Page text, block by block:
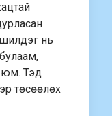
шилдэг нь
юм. Тэд
төсөөлөх